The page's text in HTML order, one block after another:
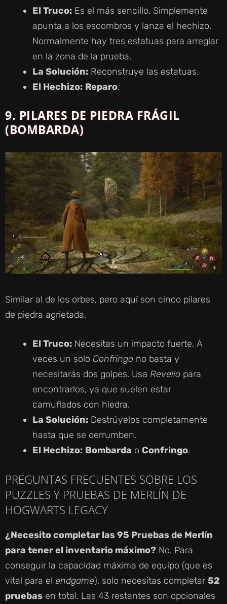
El Truco: Es el más sencillo. Simplemente
apunta a los escombros y lanza el hechizo.
Normalmente hay tres estatuas para arreglar
en la zona de la prueba.
La Solución: Reconstruye las estatuas.
El Hechizo: Reparo.
9. PILARES DE PIEDRA FRÁGIL
(BOMBARDA)
Similar al de los orbes, pero aquí son cinco pilares
de piedra agrietada.
El Truco: Necesitas un impacto fuerte. A
veces un solo Confringo no basta y
necesitarás dos golpes. Usa Revelio para
encontrarlos, ya que suelen estar
camuflados con hiedra.
La Solución: Destrúyelos completamente
hasta que se derrumben.
El Hechizo: Bombarda o Confringo.
PREGUNTAS FRECUENTES SOBRE LOS
PUZZLES Y PRUEBAS DE MERLÍN DE
HOGWARTS LEGACY
¿Necesito completar las 95 Pruebas de Merlín
para tener el inventario máximo? No. Para
conseguir la capacidad máxima de equipo (que es
vital para el endgame), solo necesitas completar 52
pruebas en total. Las 43 restantes son opcionales